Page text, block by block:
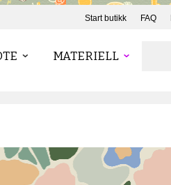
Start butikk FAQ
MATERIELL